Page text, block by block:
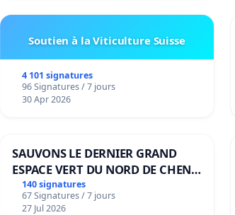
Soutien à la Viticulture Suisse
4 101 signatures
96 Signatures / 7 jours
30 Apr 2026
SAUVONS LE DERNIER GRAND
ESPACE VERT DU NORD DE CHENE-
BOUGERIES
140 signatures
67 Signatures / 7 jours
27 Jul 2026